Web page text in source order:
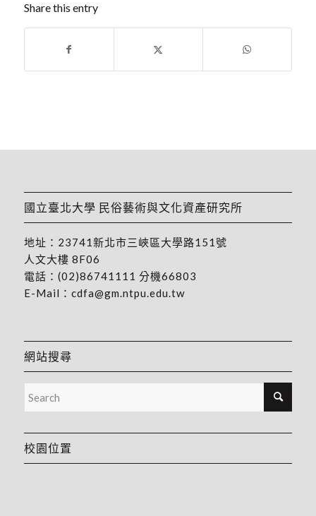
Share this entry
國立臺北大學 民俗藝術與文化資產研究所
地址： 23741新北市三峽區大學路151號
人文大樓 8F06
電話： (02)86741111 分機66803
E-Mail： cdfa@gm.ntpu.edu.tw
網站搜尋
校園位置